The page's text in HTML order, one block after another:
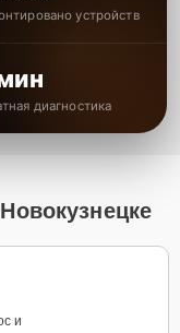
устройств
диагностика
и